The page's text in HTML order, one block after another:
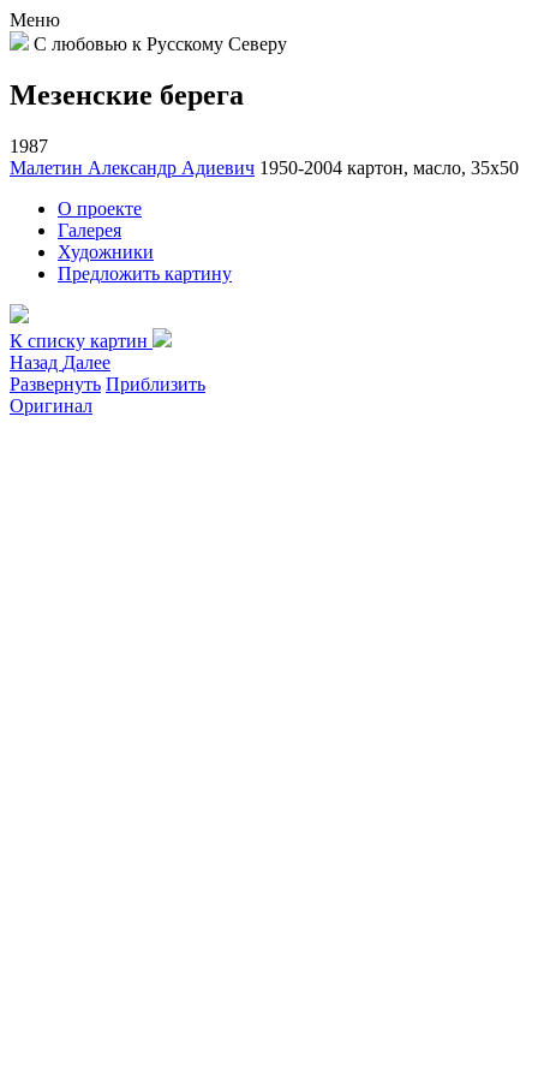
Меню
С любовью к Русскому Северу
Мезенские берега
1987
Малетин Александр Адиевич 1950-2004 картон, масло, 35х50
О проекте
Галерея
Художники
Предложить картину
К списку картин
Назад Далее
Развернуть Приблизить
Оригинал